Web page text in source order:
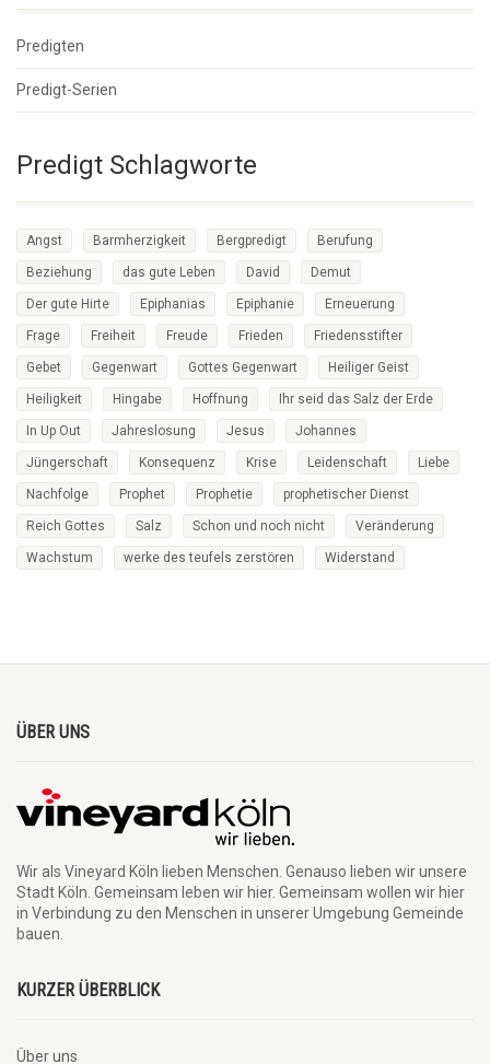
Predigten
Predigt-Serien
Predigt Schlagworte
Angst Barmherzigkeit Bergpredigt Berufung
Beziehung das gute Leben David Demut
Der gute Hirte Epiphanias Epiphanie Erneuerung
Frage Freiheit Freude Frieden Friedensstifter
Gebet Gegenwart Gottes Gegenwart Heiliger Geist
Heiligkeit Hingabe Hoffnung Ihr seid das Salz der Erde
In Up Out Jahreslosung Jesus Johannes
Jüngerschaft Konsequenz Krise Leidenschaft Liebe
Nachfolge Prophet Prophetie prophetischer Dienst
Reich Gottes Salz Schon und noch nicht Veränderung
Wachstum werke des teufels zerstören Widerstand
ÜBER UNS
Wir als Vineyard Köln lieben Menschen. Genauso lieben wir unsere
Stadt Köln. Gemeinsam leben wir hier. Gemeinsam wollen wir hier
in Verbindung zu den Menschen in unserer Umgebung Gemeinde
bauen.
KURZER ÜBERBLICK
Über uns